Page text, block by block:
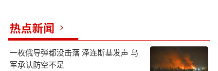
热点新闻
一枚俄导弹都没击落 泽连斯基发声 乌
军承认防空不足